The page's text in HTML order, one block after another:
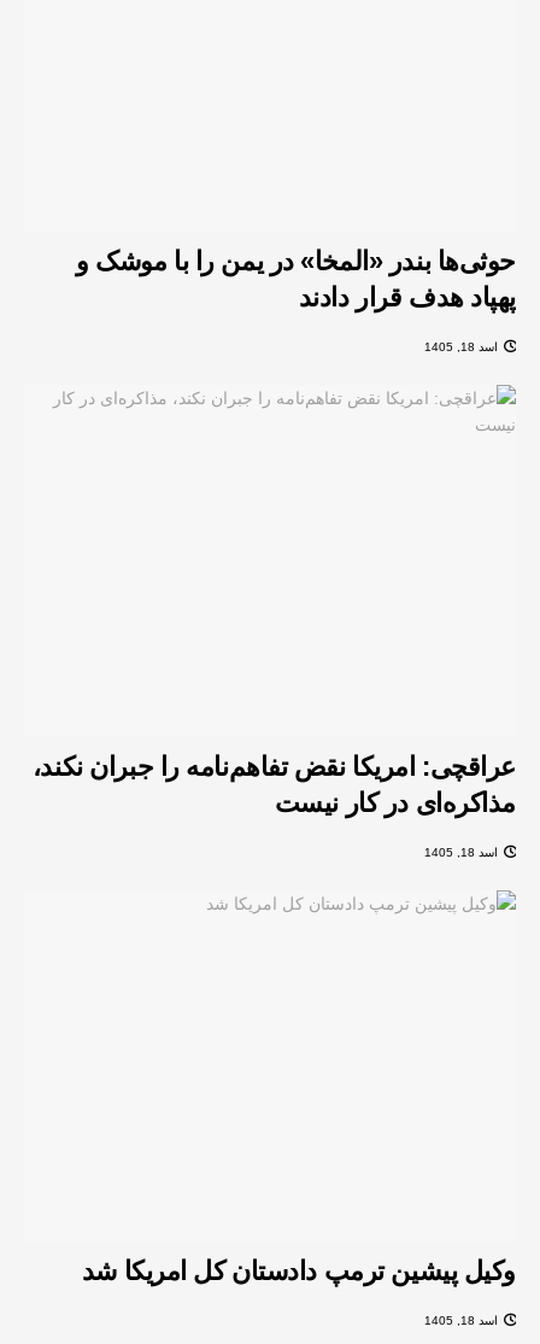
حوثی‌ها بندر «المخا» در یمن را با موشک و
پهپاد هدف قرار دادند
اسد 18, 1405
عراقچی: امریکا نقض تفاهم‌نامه را جبران نکند،
مذاکره‌ای در کار نیست
اسد 18, 1405
وکیل پیشین ترمپ دادستان کل امریکا شد
اسد 18, 1405